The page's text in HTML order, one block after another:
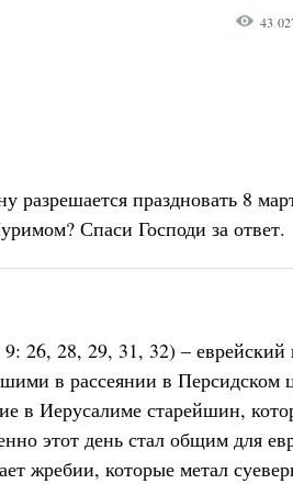
43
праздновать 8
Спаси Господи за ответ.
26, 28, 29, 31, 32) – еврейский
в рассеянии в Персидском
в Иерусалиме старейшин,
этот день стал общим для
жребии, которые метал